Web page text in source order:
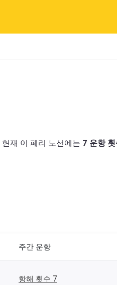
현재 이 페리 노선에는 7 운항
주간 운항
항해 횟수 7